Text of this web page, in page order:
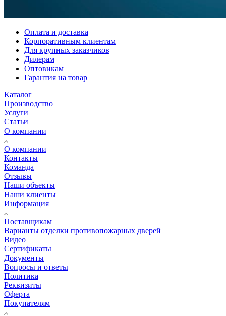
Оплата и доставка
Корпоративным клиентам
Для крупных заказчиков
Дилерам
Оптовикам
Гарантия на товар
Каталог
Производство
Услуги
Статьи
О компании
О компании
Контакты
Команда
Отзывы
Наши объекты
Наши клиенты
Информация
Поставщикам
Варианты отделки противопожарных дверей
Видео
Сертификаты
Документы
Вопросы и ответы
Политика
Реквизиты
Оферта
Покупателям